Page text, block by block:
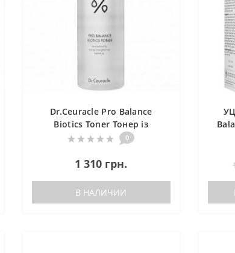
Dr.Ceuracle Pro Balance
Biotics Toner Тонер із
пробіотиками, 300 мл.
0
1 310 грн.
В НАЛИЧИИ